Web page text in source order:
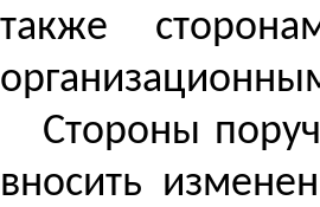
также
Стороны
вносить